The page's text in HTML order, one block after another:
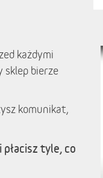
każdymi
sklep bierze
komunikat,
tyle, co